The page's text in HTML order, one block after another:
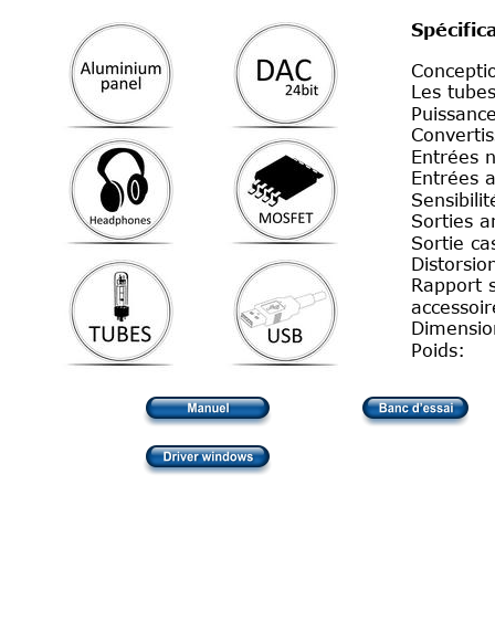
Les
Entrées
Entrées
Sorties
Sortie
Rapport
Poids: